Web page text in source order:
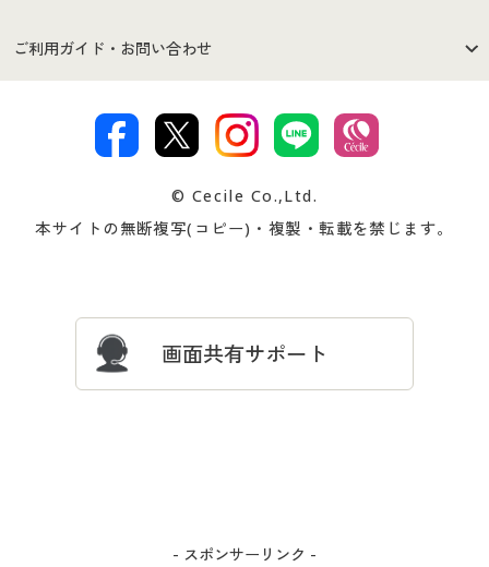
セシールご利用規約
著作権・商標について 会社案内
商品カテゴリ
プレゼント＆キャンペーン サイトマップ
ご利用ガイド・お問い合わせ
交換・返品は お支払は
ついて
忘れの場合
© Cecile Co.,Ltd.
本サイトの無断複写(コピー)・複製・転載を禁じます。
画面共有サポート
- スポンサーリンク -